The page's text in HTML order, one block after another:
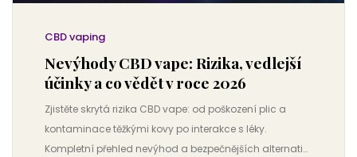
CBD vaping
Nevýhody CBD vape: Rizika, vedlejší
účinky a co vědět v roce 2026
Zjistěte skrytá rizika CBD vape: od poškození plic a
kontaminace těžkými kovy po interakce s léky.
Kompletní přehled nevýhod a bezpečnějších alternativ